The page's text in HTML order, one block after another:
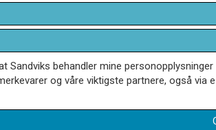
Sandviks behandler mine
og våre viktigste partnere, også